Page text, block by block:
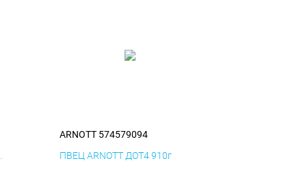
ARNOTT 574579094
ПВЕЦ ARNOTT ДОТ4 910г